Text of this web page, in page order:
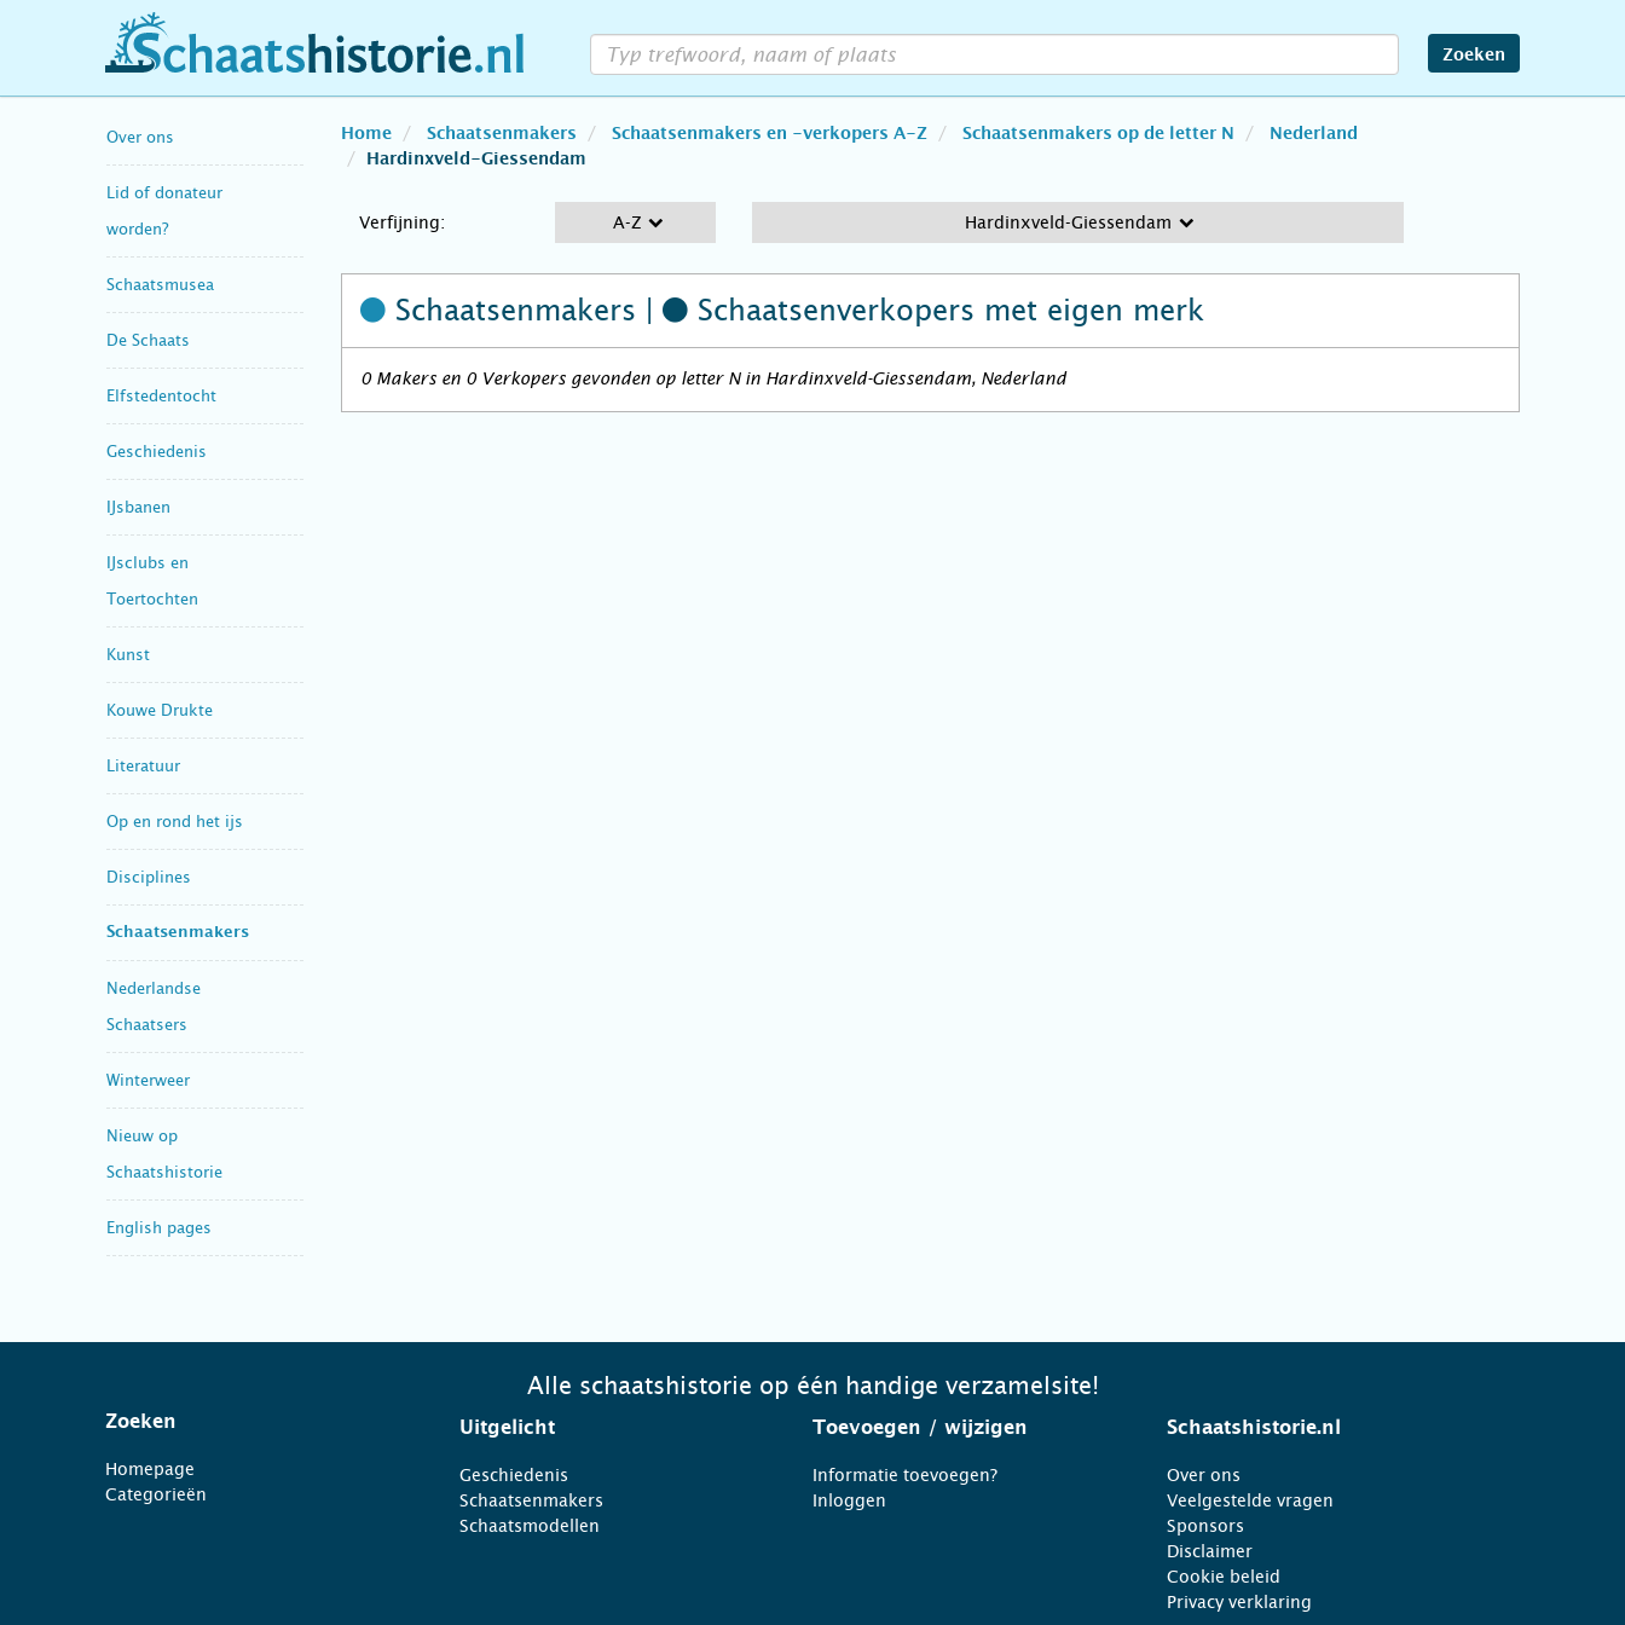
schaatshistorie.nl Zoeken
Over ons
Lid of donateur
worden?
Schaatsmusea
De Schaats
Elfstedentocht
Geschiedenis
IJsbanen
IJsclubs en
Toertochten
Kunst
Kouwe Drukte
Literatuur
Op en rond het ijs
Disciplines
Schaatsenmakers
Nederlandse
Schaatsers
Winterweer
Nieuw op
Schaatshistorie
English pages
Home Schaatsenmakers Schaatsenmakers en -verkopers A-Z Schaatsenmakers op de letter N
Nederland
Hardinxveld-Giessendam
Verfijning: A-Z Hardinxveld-Giessendam
Schaatsenmakers | Schaatsenverkopers met eigen merk
0 Makers en 0 Verkopers gevonden op letter N in Hardinxveld-Giessendam, Nederland
Alle schaatshistorie op één handige verzamelsite!
Zoeken
Homepage
Categorieën
Uitgelicht
Geschiedenis
Schaatsenmakers
Schaatsmodellen
Toevoegen / wijzigen
Informatie toevoegen?
Inloggen
Schaatshistorie.nl
Over ons
Veelgestelde vragen
Sponsors
Disclaimer
Cookie beleid
Privacy verklaring